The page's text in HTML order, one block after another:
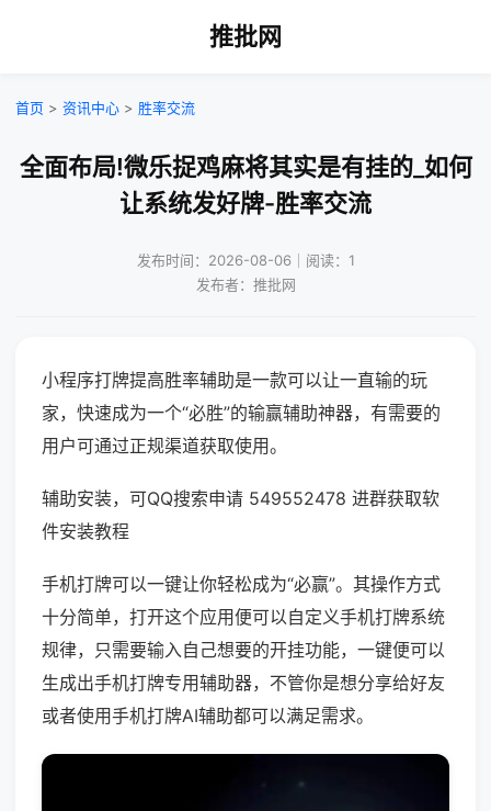
推批网
首页 > 资讯中心 > 胜率交流
全面布局!微乐捉鸡麻将其实是有挂的_如何
让系统发好牌-胜率交流
发布时间：2026-08-06｜阅读：1
发布者：推批网
小程序打牌提高胜率辅助是一款可以让一直输的玩
家，快速成为一个“必胜”的输赢辅助神器，有需要的
用户可通过正规渠道获取使用。
辅助安装，可QQ搜索申请 549552478 进群获取软
件安装教程
手机打牌可以一键让你轻松成为“必赢”。其操作方式
十分简单，打开这个应用便可以自定义手机打牌系统
规律，只需要输入自己想要的开挂功能，一键便可以
生成出手机打牌专用辅助器，不管你是想分享给好友
或者使用手机打牌AI辅助都可以满足需求。